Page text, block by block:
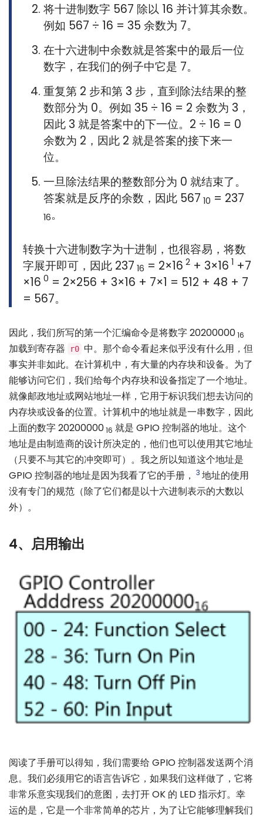
将十进制数字 567 除以 16 并计算其余数。
例如 567 ÷ 16 = 35 余数为 7。
在十六进制中余数就是答案中的最后一位
数字，在我们的例子中它是 7。
重复第 2 步和第 3 步，直到除法结果的整
数部分为 0。例如 35 ÷ 16 = 2 余数为 3，
因此 3 就是答案中的下一位。2 ÷ 16 = 0
余数为 2，因此 2 就是答案的接下来一
位。
一旦除法结果的整数部分为 0 就结束了。
答案就是反序的余数，因此 567 10 = 237
16。
转换十六进制数字为十进制，也很容易，将数
字展开即可，因此 237 16 = 2×16 2 + 3×16 1 +7
×16 0 = 2×256 + 3×16 + 7×1 = 512 + 48 + 7
= 567。
因此，我们所写的第一个汇编命令是将数字 2020000016
加载到寄存器 r0 中。那个命令看起来似乎没有什么用，但
事实并非如此。在计算机中，有大量的内存块和设备。为了
能够访问它们，我们给每个内存块和设备指定了一个地址。
就像邮政地址或网站地址一样，它用于标识我们想去访问的
内存块或设备的位置。计算机中的地址就是一串数字，因此
上面的数字 2020000016 就是 GPIO 控制器的地址。这个
地址是由制造商的设计所决定的，他们也可以使用其它地址
（只要不与其它的冲突即可）。我之所以知道这个地址是
GPIO 控制器的地址是因为我看了它的手册， 3 地址的使用
没有专门的规范（除了它们都是以十六进制表示的大数以
外）。
4、启用输出
阅读了手册可以得知，我们需要给 GPIO 控制器发送两个消
息。我们必须用它的语言告诉它，如果我们这样做了，它将
非常乐意实现我们的意图，去打开 OK 的 LED 指示灯。幸
运的是，它是一个非常简单的芯片，为了让它能够理解我们